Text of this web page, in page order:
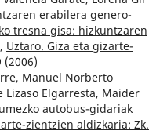
erabilera genero-
tresna gisa: hizkuntzaren
, Uztaro. Giza eta gizarte-
(2006)
Manuel Norberto
Lizaso Elgarresta, Maider
autobus-gidariak
zientzien aldizkaria: Zk.